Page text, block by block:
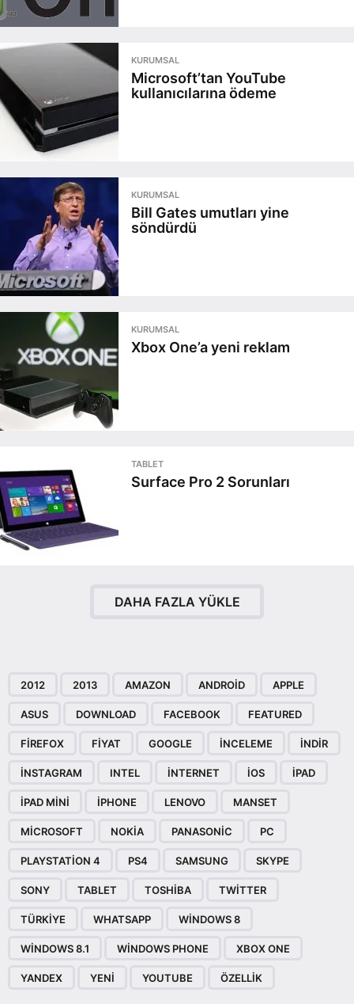
KURUMSAL
Microsoft’tan YouTube
kullanıcılarına ödeme
KURUMSAL
Bill Gates umutları yine
söndürdü
KURUMSAL
Xbox One’a yeni reklam
TABLET
Surface Pro 2 Sorunları
DAHA FAZLA YÜKLE
2012 2013 AMAZON ANDROID APPLE
ASUS DOWNLOAD FACEBOOK FEATURED
FIREFOX FIYAT GOOGLE INCELEME INDIR
INSTAGRAM INTEL INTERNET IOS IPAD
IPAD MINI IPHONE LENOVO MANSET
MICROSOFT NOKIA PANASONIC PC
PLAYSTATION 4 PS4 SAMSUNG SKYPE
SONY TABLET TOSHIBA TWITTER
TÜRKIYE WHATSAPP WINDOWS 8
WINDOWS 8.1 WINDOWS PHONE XBOX ONE
YANDEX YENI YOUTUBE ÖZELLIK